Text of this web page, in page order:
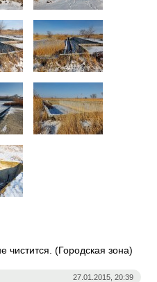
чистится. (Городская зона)
27.01.2015, 20:39